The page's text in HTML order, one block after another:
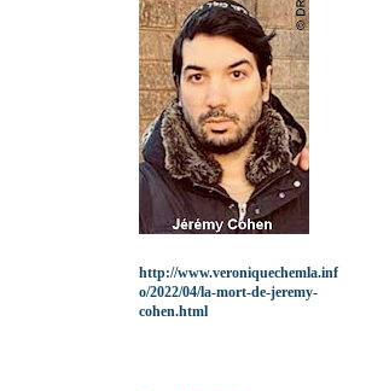
http://www.veroniquechemla.inf
o/2022/04/la-mort-de-jeremy-
cohen.html